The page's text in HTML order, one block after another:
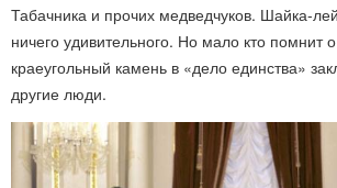
Табачника и прочих медведчуков. Шайка-
ничего удивительного. Но мало кто помнит
краеугольный камень в «дело единства»
другие люди.